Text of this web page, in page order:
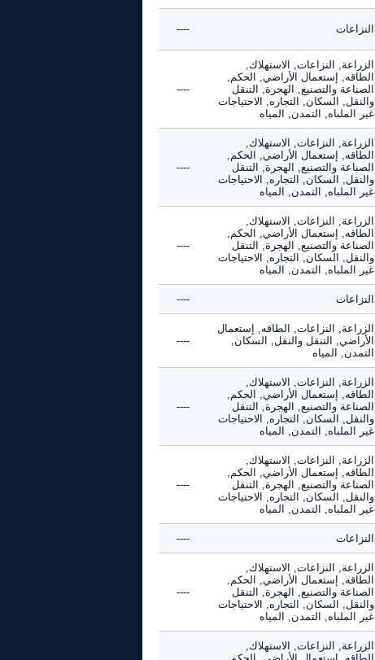
النزاعات ----
الزراعة, النزاعات, الاستهلاك,
الطاقه, إستعمال الأراضي, الحكم,
الصناعة والتصنيع, الهجرة, التنقل
والنقل, السكان, التجاره, الاحتياجات
غير الملباه, التمدن, المياه
----
الزراعة, النزاعات, الاستهلاك,
الطاقه, إستعمال الأراضي, الحكم,
الصناعة والتصنيع, الهجرة, التنقل
والنقل, السكان, التجاره, الاحتياجات
غير الملباه, التمدن, المياه
----
الزراعة, النزاعات, الاستهلاك,
الطاقه, إستعمال الأراضي, الحكم,
الصناعة والتصنيع, الهجرة, التنقل
والنقل, السكان, التجاره, الاحتياجات
غير الملباه, التمدن, المياه
----
النزاعات ----
الزراعة, النزاعات, الطاقه, إستعمال
الأراضي, التنقل والنقل, السكان,
التمدن, المياه
----
الزراعة, النزاعات, الاستهلاك,
الطاقه, إستعمال الأراضي, الحكم,
الصناعة والتصنيع, الهجرة, التنقل
والنقل, السكان, التجاره, الاحتياجات
غير الملباه, التمدن, المياه
----
الزراعة, النزاعات, الاستهلاك,
الطاقه, إستعمال الأراضي, الحكم,
الصناعة والتصنيع, الهجرة, التنقل
والنقل, السكان, التجاره, الاحتياجات
غير الملباه, التمدن, المياه
----
النزاعات ----
الزراعة, النزاعات, الاستهلاك,
الطاقه, إستعمال الأراضي, الحكم,
الصناعة والتصنيع, الهجرة, التنقل
والنقل, السكان, التجاره, الاحتياجات
غير الملباه, التمدن, المياه
----
الزراعة, النزاعات, الاستهلاك,